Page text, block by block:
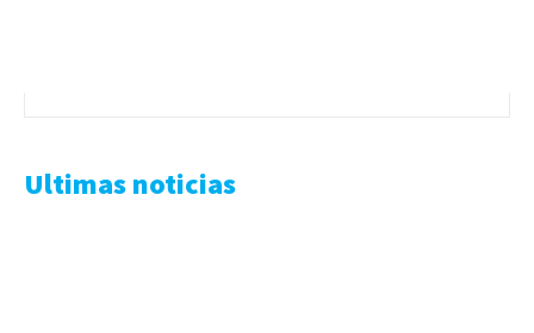
Ultimas noticias